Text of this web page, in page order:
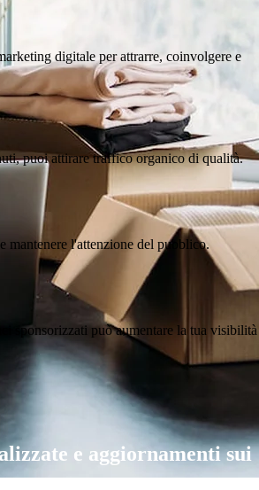
digitale per attrarre, coinvolgere e
puoi attirare traffico organico di qualità.
mantenere l'attenzione del pubblico.
sponsorizzati può aumentare la tua visibilità
e aggiornamenti sui